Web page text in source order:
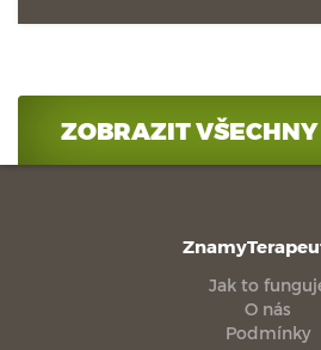
ZOBRAZIT
Jak to
O nás
Podmínky